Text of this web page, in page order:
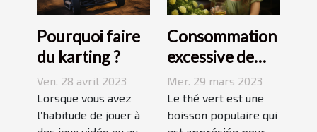
Pourquoi faire
du karting ?
Ven. 28 avril 2023
Lorsque vous avez
l’habitude de jouer à
Consommation
excessive de
thé vert : quels
sont les
dangers pour la
Mer. 29 mars 2023
Le thé vert est une
boisson populaire qui